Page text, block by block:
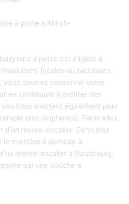
à porte à Illkirch-
à porte est éligible à
locales ou nationales.
vous pourrez conserver votre
en continuant à profiter des
solutions existent également pour
plus longtemps. Parmi elles,
d’un monte-escalier. Consultez
maintien à domicile à
monte-escalier à Strasbourg,
par une douche à